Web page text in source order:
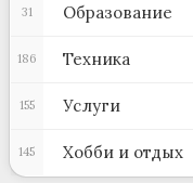
Образование
31
Техника
186
Услуги
155
Хобби и отдых
145